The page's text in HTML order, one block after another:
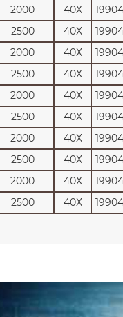
2000 40Х
2500 40Х
2000 40Х
2500 40Х
2000 40Х
2500 40Х
2000 40Х
2500 40Х
2000 40Х
2500 40Х